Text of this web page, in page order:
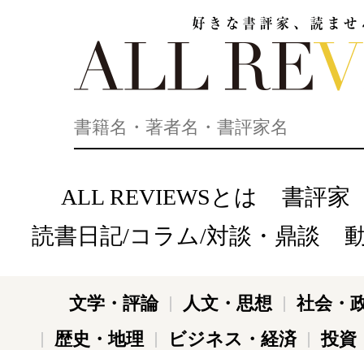
ALL REVIEWSとは
書評家
読書日記/コラム/対談・鼎談
文学・評論 人文・思想
社会・
歴史・地理
ビジネス・経済 投資